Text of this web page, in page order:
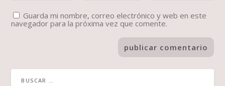
Guarda mi nombre, correo electrónico y web en este
navegador para la próxima vez que comente.